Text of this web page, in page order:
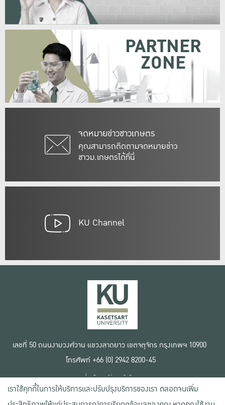
จดหมายข่าวชาวเกษตร
คุณสามารถติดตามจดหมายข่าว
ชาวม.เกษตรได้ที่นี่
PARTNER
ZONE
KU Channel
เลขที่ 50 ถนนงามวงศ์วาน แขวงลาดยาว เขตจตุจักร กรุงเทพฯ 10900
โทรศัพท์ +66 (0) 2942 8200-45
เงื่อนไขการใช้งานเว็บไซต์
ข้อตกลงด้านสิทธิ์ใช้งาน
นโยบายความเป็นส่วนตัว
เราใช้คุกกี้ในการให้บริการและปรับปรุงบริการของเรา ตลอดจนเพิ่ม